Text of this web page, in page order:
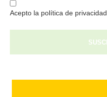
Acepto la política de privacidad